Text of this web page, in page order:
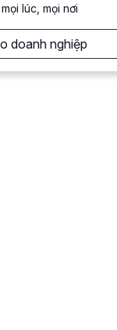
lúc, mọi nơi
doanh nghiệp